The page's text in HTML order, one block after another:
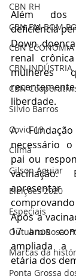
CBN RH
CBN EM BOM
CBN ECONOMIA
CBN INDÚSTRIA
CBN
Silvio Barros
Covid-19
Clima
Gilson Aguiar
Eleições 2020
Especiais
Outubro Rosa:
Marcas da
Ponta Grossa
Além dos
deficiência
Down, doença
renal
mulheres
liberdade.
A
necessário
pai ou
apresentar
Após a
17 anos
ampliada a
etária dos